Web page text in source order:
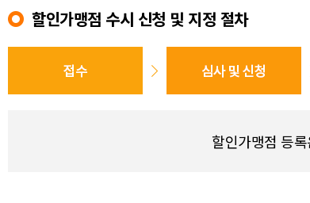
할인가맹점 수시 신청 및 지정 절차
할인가맹점 등